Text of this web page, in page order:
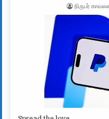
AUTHOR:
நிருபர்